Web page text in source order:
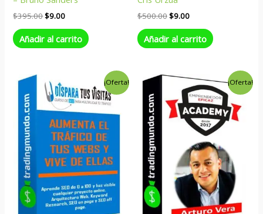
$395.00$9.00
Añadir al carrito
$500.00$9.00
Añadir al carrito
¡Oferta!
El
precio
original
era:
$197.00.
precio
actual
es:
$4.00.
¡Oferta!
El
precio
original
era:
$280.00.
El
precio
actual
es:
$9.00.